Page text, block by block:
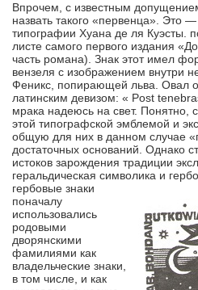
Впрочем, с известным
назвать такого «первенца». Это
типографии Хуана де ля Куэсты.
листе самого первого издания
часть романа). Знак этот имел
вензеля с изображением внутри
Феникс, попирающей льва. Овал
латинским девизом: « Post
мрака надеюсь на свет. Понятно,
этой типографской эмблемой и
общую для них в данном случае
достаточных оснований. Однако
истоков зарождения традиции
геральдическая символика и
гербовые знаки
поначалу
использовались
родовыми
дворянскими
фамилиями как
владельческие знаки,
в том числе, и как